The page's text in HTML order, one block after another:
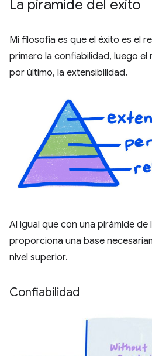
La pirámide del éxito
Mi filosofía es que el éxito es el
primero la confiabilidad, luego el
por último, la extensibilidad.
Al igual que con una pirámide de
proporciona una base
nivel superior.
Confiabilidad